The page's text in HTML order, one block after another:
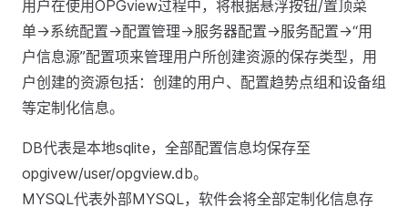
用户在使用OPGview过程中，将根据悬浮按钮/置顶菜
单->系统配置->配置管理->服务器配置->服务配置->“用
户信息源”配置项来管理用户所创建资源的保存类型，用
户创建的资源包括：创建的用户、配置趋势点组和设备组
等定制化信息。
DB代表是本地sqlite，全部配置信息均保存至
opgivew/user/opgview.db。
MYSQL代表外部MYSQL，软件会将全部定制化信息存